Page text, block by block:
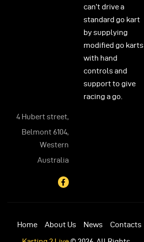
can’t drive a
standard go kart
by supplying
modified go karts
with hand
controls and
support to give
racing a go.
4 Hubert street,
Belmont 6104,
Western
Australia
Home About Us News Contacts